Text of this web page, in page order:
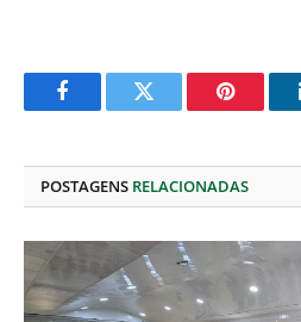
FacebookTwitter Pinterest
POSTAGENS RELACIONADAS